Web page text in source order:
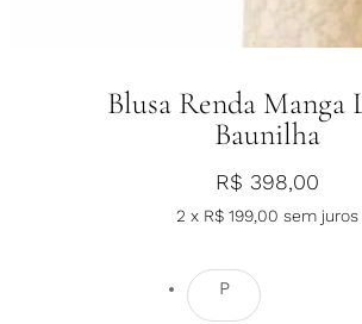
Blusa Renda Manga
Baunilha
R$ 398,00
2 x R$199,00 sem juros
P